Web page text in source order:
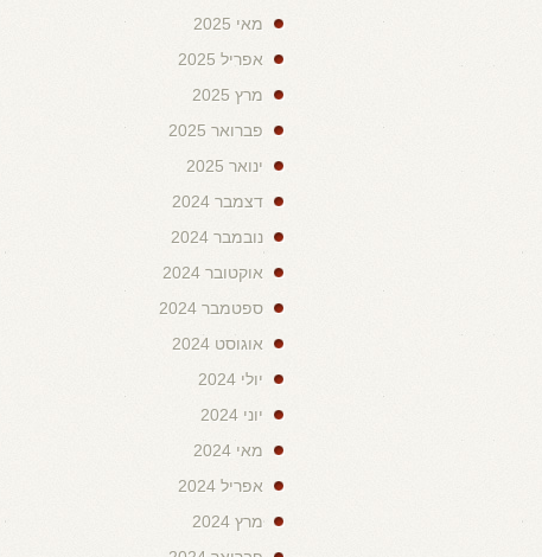
מאי 2025
אפריל 2025
מרץ 2025
פברואר 2025
ינואר 2025
דצמבר 2024
נובמבר 2024
אוקטובר 2024
ספטמבר 2024
אוגוסט 2024
יולי 2024
יוני 2024
מאי 2024
אפריל 2024
מרץ 2024